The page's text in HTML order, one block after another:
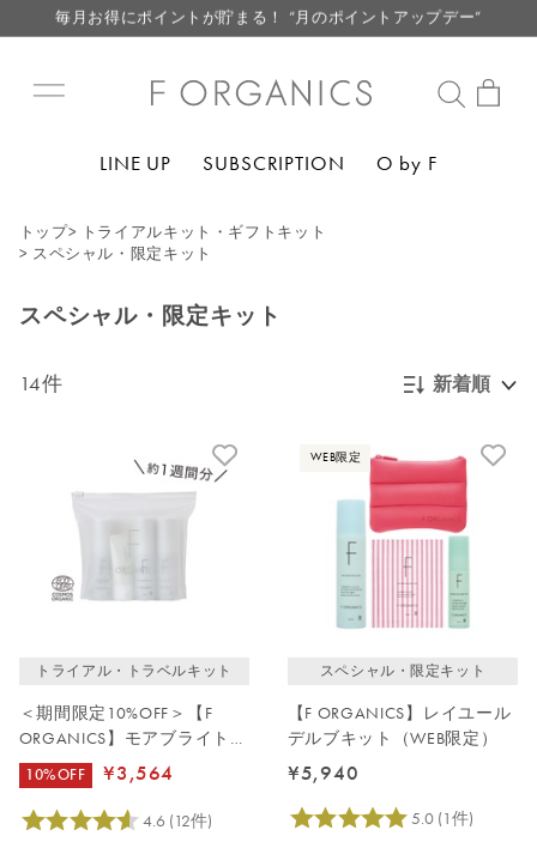
毎月お得にポイントが貯まる！ “月のポイントアップデー”
【重要】F ORGANICS Websiteの統合に関するお知らせ
毎月お得にポイントが貯まる！ “月のポイントアップデー”
LINE UP SUBSCRIPTION O by F
トップ> トライアルキット・ギフトキット
> スペシャル・限定キット
スペシャル・限定キット
14件 新着順
発売日順
価格が安い
価格が高い
レビューが多い順
トライアル・トラベルキット
＜期間限定10%OFF＞【F
ORGANICS】モアブライトニ
ング トライアルキット
10%OFF ¥3,564
WEB限定
スペシャル・限定キット
【F ORGANICS】レイユール
デルブキット（WEB限定）
¥5,940